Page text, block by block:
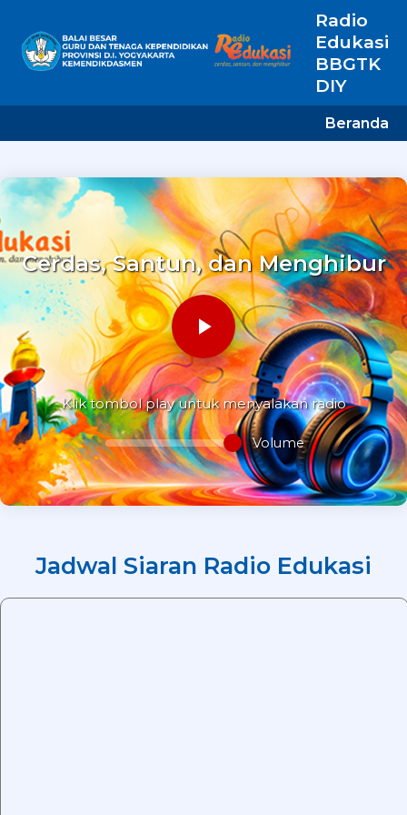
Radio
Edukasi
BBGTK
DIY
Beranda
Cerdas, Santun, dan Menghibur
Klik tombol play untuk menyalakan radio
Volume
Jadwal Siaran Radio Edukasi